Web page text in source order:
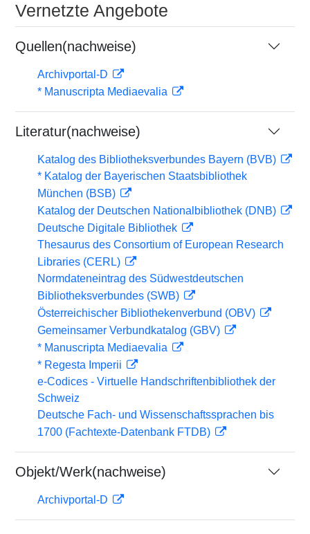
Vernetzte Angebote
Quellen(nachweise)
Archivportal-D
* Manuscripta Mediaevalia
Literatur(nachweise)
Katalog des Bibliotheksverbundes Bayern (BVB)
* Katalog der Bayerischen Staatsbibliothek
München (BSB)
Katalog der Deutschen Nationalbibliothek (DNB)
Deutsche Digitale Bibliothek
Thesaurus des Consortium of European Research
Libraries (CERL)
Normdateneintrag des Südwestdeutschen
Bibliotheksverbundes (SWB)
Österreichischer Bibliothekenverbund (OBV)
Gemeinsamer Verbundkatalog (GBV)
* Manuscripta Mediaevalia
* Regesta Imperii
e-Codices - Virtuelle Handschriftenbibliothek der
Schweiz
Deutsche Fach- und Wissenschaftssprachen bis
1700 (Fachtexte-Datenbank FTDB)
Objekt/Werk(nachweise)
Archivportal-D